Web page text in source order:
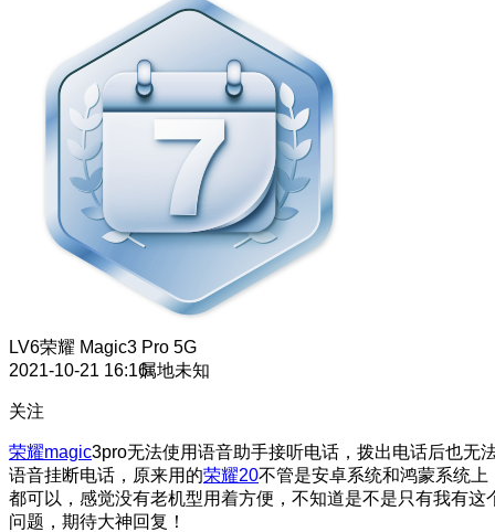
LV6荣耀 Magic3 Pro 5G
2021-10-21 16:16属地未知
关注
荣耀magic3pro无法使用语音助手接听电话，拨出电话后也无
语音挂断电话，原来用的荣耀20不管是安卓系统和鸿蒙系统上
都可以，感觉没有老机型用着方便，不知道是不是只有我有这
问题，期待大神回复！